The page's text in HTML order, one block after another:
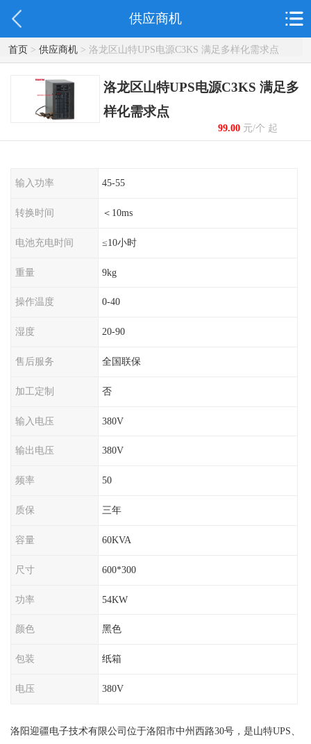
供应商机
首页> 供应商机> 洛龙区山特UPS电源C3KS 满足多样化需求点
洛龙区山特UPS电源C3KS 满足多
样化需求点
99.00元/个 起
输入功率 45-55
转换时间 ＜10ms
电池充电时间 ≤10小时
重量 9kg
操作温度 0-40
湿度 20-90
售后服务 全国联保
加工定制 否
输入电压 380V
输出电压 380V
频率 50
质保 三年
容量 60KVA
尺寸 600*300
功率 54KW
颜色 黑色
包装 纸箱
电压 380V
洛阳迎疆电子技术有限公司位于洛阳市中州西路30号，是山特UPS、